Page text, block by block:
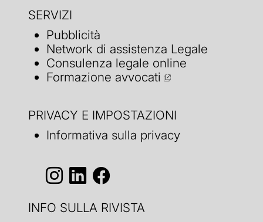
SERVIZI
Pubblicità
Network di assistenza Legale
Consulenza legale online
Formazione avvocati
PRIVACY E IMPOSTAZIONI
Informativa sulla privacy
INFO SULLA RIVISTA